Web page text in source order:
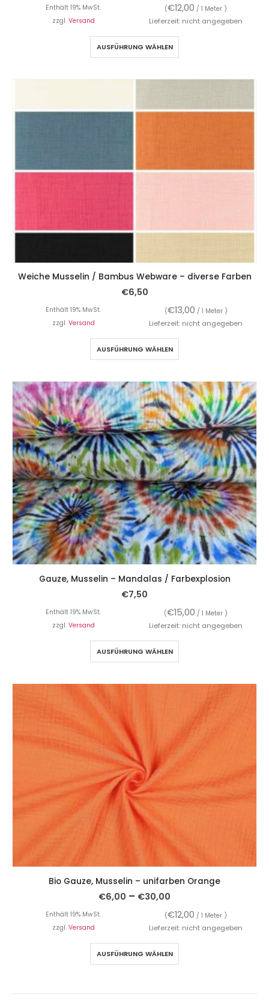
Enthält 19% MwSt. (€12,00 / 1 Meter )
zzgl. Versand Lieferzeit: nicht angegeben
AUSFÜHRUNG WÄHLEN
Weiche Musselin / Bambus Webware – diverse Farben
€6,50
Enthält 19% MwSt. (€13,00 / 1 Meter )
zzgl. Versand Lieferzeit: nicht angegeben
AUSFÜHRUNG WÄHLEN
Gauze, Musselin – Mandalas / Farbexplosion
€7,50
Enthält 19% MwSt. (€15,00 / 1 Meter )
zzgl. Versand Lieferzeit: nicht angegeben
AUSFÜHRUNG WÄHLEN
Bio Gauze, Musselin – unifarben Orange
€6,00 – €30,00
Enthält 19% MwSt. (€12,00 / 1 Meter )
zzgl. Versand Lieferzeit: nicht angegeben
AUSFÜHRUNG WÄHLEN